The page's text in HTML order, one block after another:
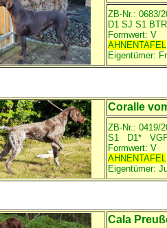
ZB-Nr.: 0683/
D1 SJ S1
Formwert: V
AHNENTAFEL
Eigentümer:
Coralle
ZB-Nr.: 0419/
S1 D1*
Formwert: V
AHNENTAFEL
Eigentümer:
Cala